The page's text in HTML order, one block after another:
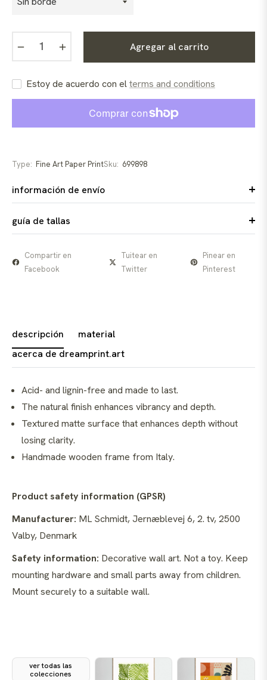
Agregar al carrito
Estoy de acuerdo con elterms and conditions
Type: Fine Art Paper PrintSku: 699898
información de envío
guía de tallas
Compartir en
Facebook
Tuitear en
Twitter
Pinear en
Pinterest
descripción
material
acerca de dreamprint.art
Acid- and lignin-free and made to last.
The natural finish enhances vibrancy and depth.
Textured matte surface that enhances depth without
losing clarity.
Handmade wooden frame from Italy.
Product safety information (GPSR)
Manufacturer: ML Schmidt, Jernæblevej 6, 2. tv, 2500
Valby, Denmark
Safety information: Decorative wall art. Not a toy. Keep
mounting hardware and small parts away from children.
Mount securely to a suitable wall.
ver todas las
colecciones